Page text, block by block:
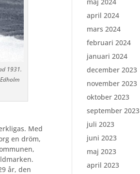
1931.
Med
en dröm,
år, den
april 2024
mars 2024
februari 2024
januari 2024
december 2023
november 2023
oktober 2023
september 2023
juli 2023
juni 2023
maj 2023
april 2023